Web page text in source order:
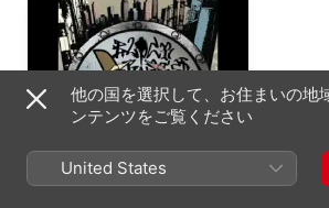
他の国を選択して、お住まいの地
ンテンツをご覧ください
United States